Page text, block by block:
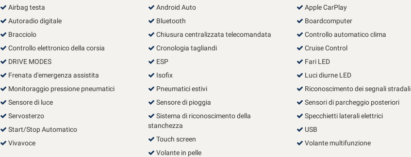
Airbag testa
Autoradio digitale
Bracciolo
Controllo elettronico della corsia
DRIVE MODES
Frenata d'emergenza assistita
Monitoraggio pressione pneumatici
Sensore di luce
Servosterzo
Start/Stop Automatico
Vivavoce
Android Auto
Bluetooth
Chiusura centralizzata telecomandata
Cronologia tagliandi
ESP
Isofix
Pneumatici estivi
Sensore di pioggia
Sistema di riconoscimento della
stanchezza
Touch screen
Volante in pelle
Apple CarPlay
Boardcomputer
Controllo automatico clima
Cruise Control
Fari LED
Luci diurne LED
Riconoscimento dei segnali stradali
Sensori di parcheggio posteriori
Specchietti laterali elettrici
USB
Volante multifunzione
questi
strumenti
tracciamento
si
rimanda
cookie
policy.
rivedere
e
modificare
tue